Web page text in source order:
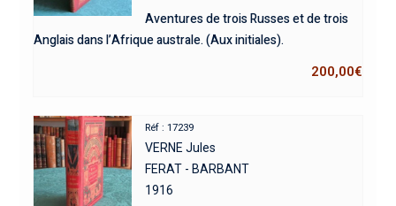
Aventures de trois Russes et de trois
Anglais dans l’Afrique australe. (Aux initiales).
200,00€
Réf : 17239
VERNE Jules
FERAT - BARBANT
1916